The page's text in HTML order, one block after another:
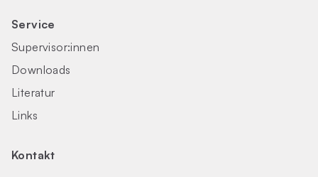
Service
Supervisor:innen
Downloads
Literatur
Links
Kontakt